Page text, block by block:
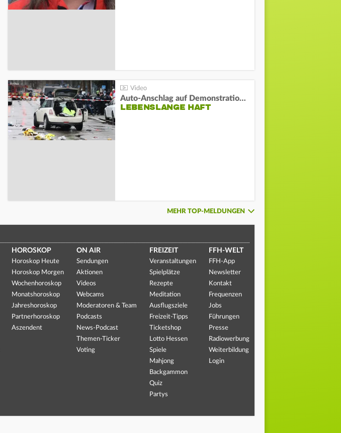
Auto-Anschlag auf Demonstration in München:
LEBENSLANGE HAFT
MEHR TOP-MELDUNGEN
HOROSKOP
Horoskop Heute
Horoskop Morgen
Wochenhoroskop
Monatshoroskop
Jahreshoroskop
Partnerhoroskop
Aszendent
ON AIR
Sendungen
Aktionen
Videos
Webcams
Moderatoren & Team
Podcasts
News-Podcast
Themen-Ticker
Voting
FREIZEIT
Veranstaltungen
Spielplätze
Rezepte
Meditation
Ausflugsziele
Freizeit-Tipps
Ticketshop
Lotto Hessen
Spiele
Mahjong
Backgammon
Quiz
Partys
FFH-WELT
FFH-App
Newsletter
Kontakt
Frequenzen
Jobs
Führungen
Presse
Radiowerbung
Weiterbildung
Login